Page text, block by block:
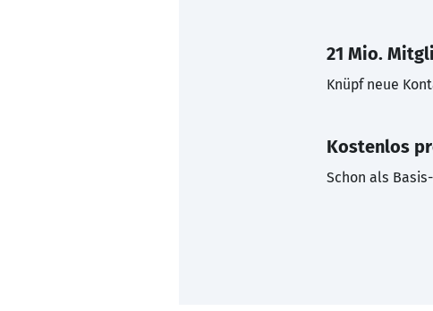
21 Mio.
Knüpf neue
Kostenlos
Schon als